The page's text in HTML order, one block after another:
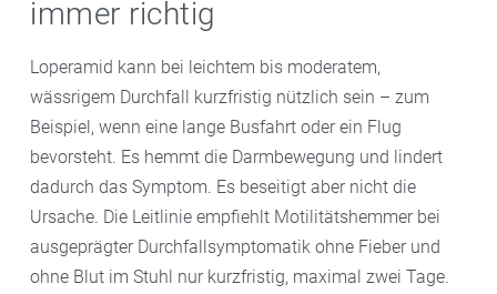
immer richtig
Loperamid kann bei leichtem bis moderatem,
wässrigem Durchfall kurzfristig nützlich sein – zum
Beispiel, wenn eine lange Busfahrt oder ein Flug
bevorsteht. Es hemmt die Darmbewegung und lindert
dadurch das Symptom. Es beseitigt aber nicht die
Ursache. Die Leitlinie empfiehlt Motilitätshemmer bei
ausgeprägter Durchfallsymptomatik ohne Fieber und
ohne Blut im Stuhl nur kurzfristig, maximal zwei Tage.